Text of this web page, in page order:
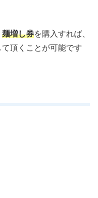
麺増し券を購入すれば、
頂くことが可能です